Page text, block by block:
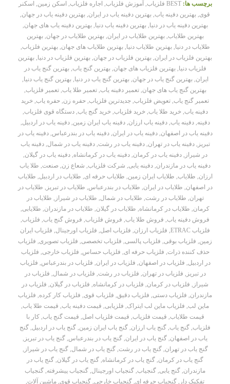
برچسب ها: BEST فلزیاب , آموزش فلزیاب, اجاره فلزیاب, اسکن زمین,
اسکنر
قوی, بهترین دفینه یاب, بهترین دفینه یاب در ایران, بهترین دفینه یاب در جهان,
بهترین دفینه یاب در دنیا,بهترین دفینه یاب دنیا,بهترین دفینه یاب های جهان,
بهترین طلایاب,بهترین طلایاب در ایران,بهترین طلایاب در جهان,بهترین
طلایاب در دنیا,بهترین طلایاب دنیا,بهترین طلایاب های جهان,بهترین فلزیاب,
بهترین فلزیاب در ایران, بهترین فلزیاب در جهان, بهترین فلزیاب در دنیا, بهترین
فلزیاب دنیا,بهترین فلزیاب های جهان,بهترین گنج یاب,بهترین گنج یاب در
ایران,بهترین گنج یاب در جهان,بهترین گنج یاب در دنیا,بهترین گنج یاب دنیا,
بهترین گنج یاب های جهان,تعمیر دفینه یاب,تعمیر طلا یاب,تعمیر فلزیاب,
تعمیر گنج یاب, تعویض فلزیاب, جدیدترین فلزیاب, حفره زن, حفره یاب, خرید
دفینه یاب,خرید طلا یاب,خرید فلزیاب,خرید گنج یاب,دستگاه قوی فلزیاب,
دفینه,دفینه یاب,دفینه یاب ارزان,دفینه یاب ایران زمین,دفینه یاب در اردبیل,
دفینه یاب در اصفهان,دفینه یاب در ایران,دفینه یاب در بندرعباس,دفینه یاب در
تبریز ,دفینه یاب در تهران,دفینه یاب در رشت,دفینه یاب در شمال,دفینه یاب
در شیراز ,دفینه یاب در کرمان,دفینه یاب در کرمانشاه,دفینه یاب در گیلان,
دفینه یاب در مازندران, دفینه یابی, شرکت فلزیاب, شعاع زن, صنعت, طلا یاب
ارزان, طلایاب, طلایاب ایران زمین, طلایاب حرفه ای, طلایاب در اردبیل, طلایاب
در اصفهان, طلایاب در ایران, طلایاب در بندرعباس, طلایاب در تبریز , طلایاب در
تهران, طلایاب در رشت, طلایاب در شمال, طلایاب در شیراز , طلایاب در
کرمان, طلایاب در کرمانشاه, طلایاب در گیلان, طلایاب در مازندران, طلایابی,
فروش دفینه یاب, فروش طلا یاب, فروش فلزیاب, فروش گنج یاب, فلزیاب,
فلزیاب ETRAC
, فلزیاب ارزان, فلزیاب اصل, فلزیاب اورجینال, فلزیاب ایران
زمین, فلزیاب بوقی, فلزیاب پالسی, فلزیاب تخصصی, فلزیاب تصویری, فلزیاب
حذف کننده ذرات, فلزیاب حرفه ای, فلزیاب حساس, فلزیاب خارجی, فلزیاب
در اردبیل, فلزیاب در اصفهان, فلزیاب در ایران, فلزیاب در بندرعباس, فلزیاب
در تبریز , فلزیاب در تهران, فلزیاب در رشت, فلزیاب در شمال, فلزیاب در
شیراز , فلزیاب در کرمان, فلزیاب در کرمانشاه, فلزیاب در گیلان, فلزیاب در
مازندران, فلزیاب دستی, فلزیاب دقیق, فلزیاب قوی, فلزیاب کار کرده, فلزیاب
ماین لب, فلزیاب ماین لب ایتراک, فلزیابی, قیمت دفینه یاب, قیمت طلا یاب,
قیمت طلایاب, قیمت فلزیاب, قیمت فلزیاب اصل, قیمت گنج یاب, کار با
فلزیاب, گنج یاب, گنج یاب ارزان, گنج یاب ایران زمین, گنج یاب در اردبیل, گنج
یاب در اصفهان, گنج یاب در ایران, گنج یاب در بندرعباس, گنج یاب در تبریز ,
گنج یاب در تهران, گنج یاب در رشت, گنج یاب در شمال, گنج یاب در شیراز ,
گنج یاب در کرمان, گنج یاب در کرمانشاه, گنج یاب در گیلان, گنج یاب در
مازندران, گنج یابی, گنجیاب, گنجیاب اورجینال, گنجیاب پیشرفته, گنجیاب
تفکیک دار , گنجیاب حرفه ای, گنجیاب خارجی, گنجیاب قوی, ماشین آلات,